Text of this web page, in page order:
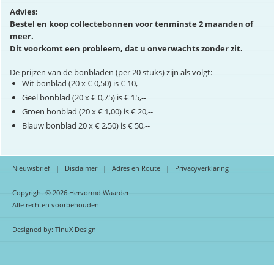
Advies:
Bestel en koop collectebonnen voor tenminste 2 maanden of
meer.
Dit voorkomt een probleem, dat u onverwachts zonder zit.
De prijzen van de bonbladen (per 20 stuks) zijn als volgt:
Wit bonblad (20 x € 0,50) is € 10,--
Geel bonblad (20 x € 0,75) is € 15,--
Groen bonblad (20 x € 1,00) is € 20,--
Blauw bonblad 20 x € 2,50) is € 50,--
Nieuwsbrief | Disclaimer| Adres en Route | Privacyverklaring
Copyright © 2026 Hervormd Waarder
Alle rechten voorbehouden
Designed by: TinuX Design